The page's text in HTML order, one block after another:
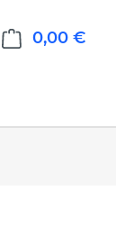
0,00 €